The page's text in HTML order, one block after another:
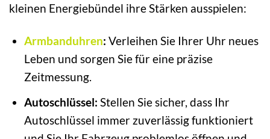
kleinen Energiebündel ihre Stärken ausspielen:
Armbanduhren: Verleihen Sie Ihrer Uhr neues
Leben und sorgen Sie für eine präzise
Zeitmessung.
Autoschlüssel: Stellen Sie sicher, dass Ihr
Autoschlüssel immer zuverlässig funktioniert